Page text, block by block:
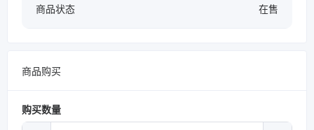
商品状态 在售
商品购买
购买数量